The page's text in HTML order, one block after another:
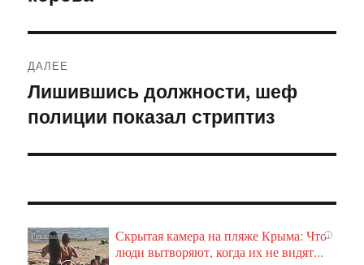
ДАЛЕЕ
Следующая
запись:
Лишившись должности, шеф
полиции показал стриптиз
i
Скрытая камера на пляже Крыма: Что
люди вытворяют, когда их не видят...